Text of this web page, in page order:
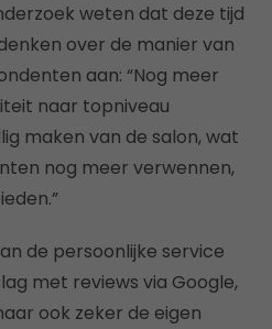
weten dat deze tijd
over de manier van
aan: “Nog meer
naar topniveau
maken van de salon, wat
nog meer verwennen,
de persoonlijke service
met reviews via Google,
ook zeker de eigen